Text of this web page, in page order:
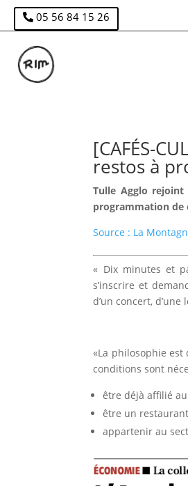
05 56 84 15 26
[CAFÉS-
restos à
Tulle Agglo
programmation de
Source : La
« Dix minutes et
s’inscrire et
d’un concert,
«La philosophie
condi­tions sont
être déjà affilié
être un
appartenir au